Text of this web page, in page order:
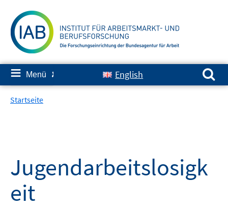
zum
Inhalt
≡ Menü ✘ English
Suchen nach:
Startseite
Jugendarbeitslosigk
eit